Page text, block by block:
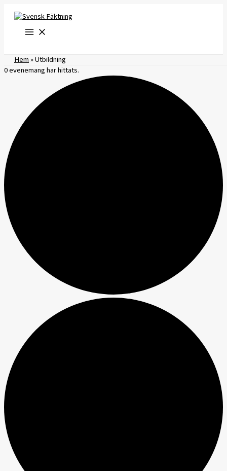
innehåll
Hem»Utbildning
0 evenemang har hittats.